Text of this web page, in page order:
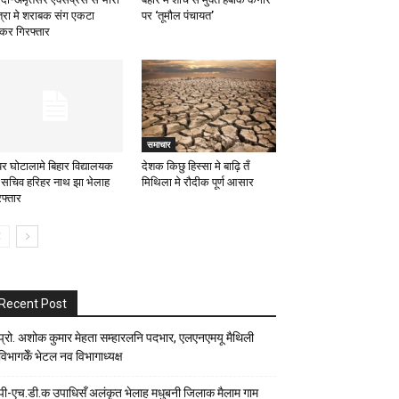
मे शराबक संग एकटा
गिरफ्तार
पर ‘तूमौल पंचायत’
घोटालामे बिहार विद्यालयक
सचिव हरिहर नाथ झा भेलाह
समाचार
देशक किछु हिस्सा मे बाढ़ि तँ
मिथिला मे रौदीक पूर्ण आसार
Recent Post
अशोक कुमार मेहता सम्हारलनि पदभार, एलएनएमयू मैथिली
भेटल नव विभागाध्यक्ष
एच.डी.क उपाधिसँ अलंकृत भेलाह मधुबनी जिलाक मैलाम गाम